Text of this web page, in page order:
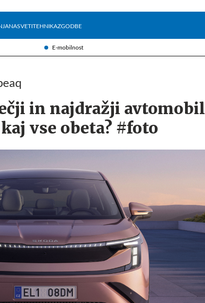
E-mobilnost
NASVETITEHNIKAZGODBE
in najdražji avtomobil
vse obeta? #foto